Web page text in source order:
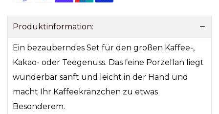
Produktinformation:
Ein bezauberndes Set für den großen Kaffee-,
Kakao- oder Teegenuss. Das feine Porzellan liegt
wunderbar sanft und leicht in der Hand und
macht Ihr Kaffeekränzchen zu etwas
Besonderem.